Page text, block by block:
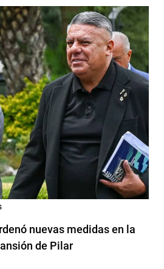
nuevas medidas en la
de Pilar